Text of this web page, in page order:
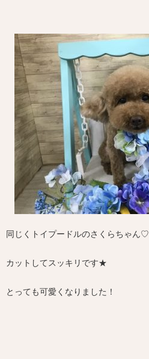
同じくトイプードルのさくらちゃん♡
カットしてスッキリです★
とっても可愛くなりました！